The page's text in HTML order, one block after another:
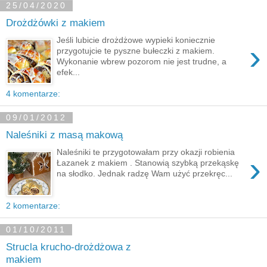
25/04/2020
Drożdżówki z makiem
›
Jeśli lubicie drożdżowe wypieki koniecznie
przygotujcie te pyszne bułeczki z makiem.
Wykonanie wbrew pozorom nie jest trudne, a
efek...
4 komentarze:
09/01/2012
Naleśniki z masą makową
›
Naleśniki te przygotowałam przy okazji robienia
Łazanek z makiem . Stanowią szybką przekąskę
na słodko. Jednak radzę Wam użyć przekręc...
2 komentarze:
01/10/2011
Strucla krucho-drożdżowa z
makiem